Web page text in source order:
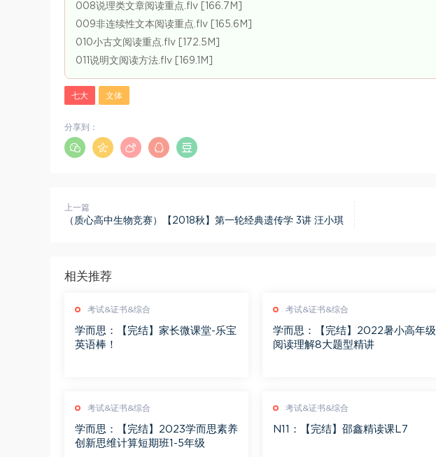
008说理类文章阅读重点.flv [166.7M]
009非连续性文本阅读重点.flv [165.6M]
010小古文阅读重点.flv [172.5M]
011说明文阅读方法.flv [169.1M]
七大 文体
分享到：
上一篇
（质心高中生物竞赛）【2018秋】第一轮经典遗传学 3讲 汪小琪
相关推荐
考试&证书&综合
学而思：【完结】家长微课堂-乐宝
英语棒！
考试&证书&综合
学而思：【完结】2022暑小高年级
阅读理解8大题型精讲
考试&证书&综合
学而思：【完结】2023学而思素养
创新思维计算短期班1-5年级
考试&证书&综合
N11：【完结】邵鑫精读课L7